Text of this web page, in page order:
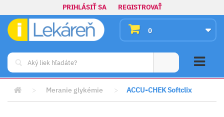
PRIHLÁSIŤ SA REGISTROVAŤ
0
> Meranie glykémie > ACCU-CHEK Softclix